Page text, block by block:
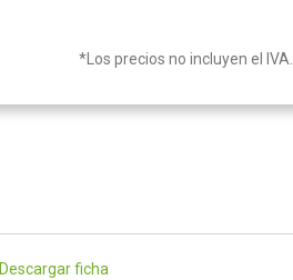
*Los precios no incluyen el IVA.
Descargar ficha